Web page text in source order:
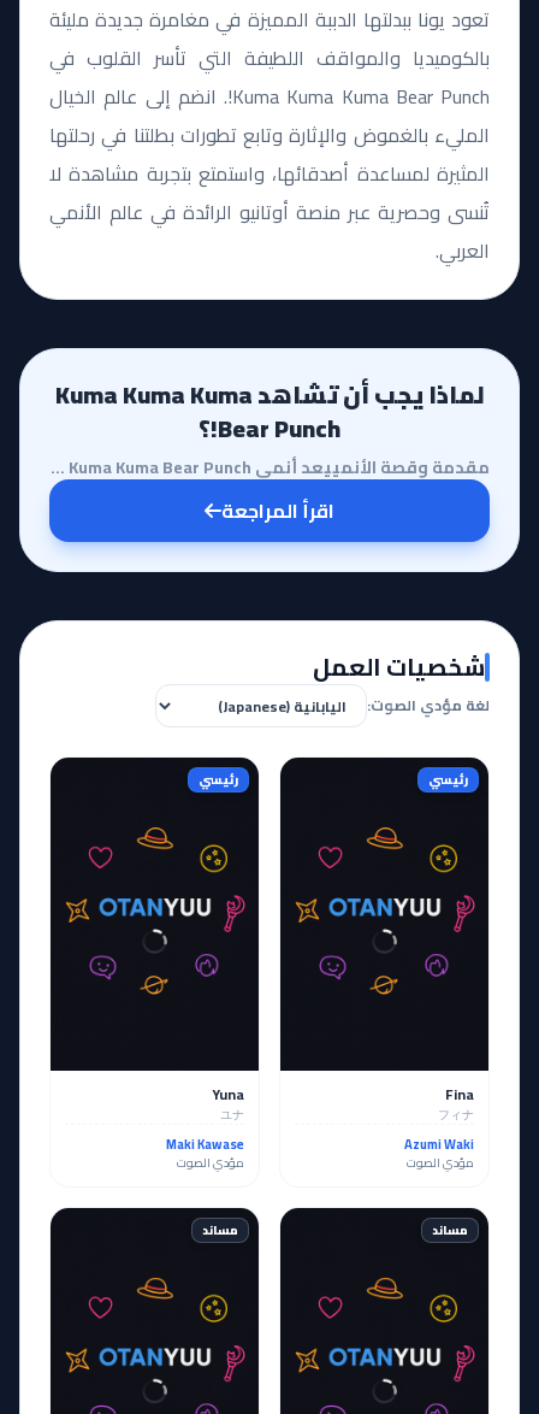
تعود يونا ببدلتها الدببة المميزة في مغامرة جديدة مليئة
بالكوميديا والمواقف اللطيفة التي تأسر القلوب في
Kuma Kuma Kuma Bear Punch!. انضم إلى عالم الخيال
المليء بالغموض والإثارة وتابع تطورات بطلتنا في رحلتها
المثيرة لمساعدة أصدقائها، واستمتع بتجربة مشاهدة لا
تُنسى وحصرية عبر منصة أوتانيو الرائدة في عالم الأنمي
العربي.
لماذا يجب أن تشاهد Kuma Kuma Kuma
Bear Punch!؟
مقدمة وقصة الأنمييعد أنمي Kuma Kuma Kuma Bear Punch! استكمالاً لرحلة البطلة يونا، الفتاة التي وجدت ن...
اقرأ المراجعة
شخصيات العمل
لغة مؤدي الصوت:
رئيسي
Fina
フィナ
Azumi Waki
مؤدي الصوت
رئيسي
Yuna
ユナ
Maki Kawase
مؤدي الصوت
مساند مساند